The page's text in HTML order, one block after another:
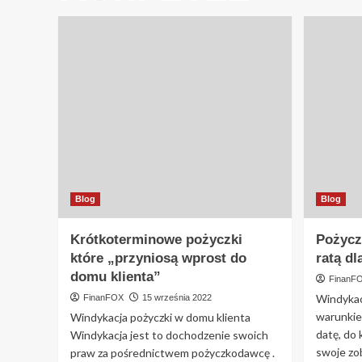
Blog
Krótkoterminowe pożyczki
które „przyniosą wprost do
domu klienta”
FinanFOX 15 września 2022
Windykacja pożyczki w domu klienta
Windykacja jest to dochodzenie swoich
praw za pośrednictwem pożyczkodawcę .
Blog
ratą
datę, do
swoje